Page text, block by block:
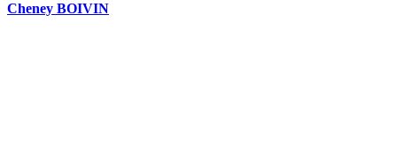
Cheney BOIVIN